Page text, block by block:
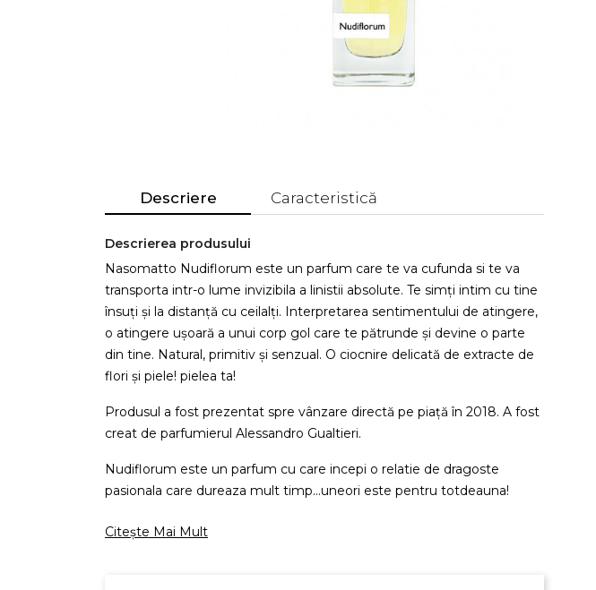
Descriere Caracteristică
Descrierea produsului
Nasomatto Nudiflorum este un parfum care te va cufunda si te va
transporta intr-o lume invizibila a linistii absolute. Te simți intim cu tine
însuți și la distanță cu ceilalți. Interpretarea sentimentului de atingere,
o atingere ușoară a unui corp gol care te pătrunde și devine o parte
din tine. Natural, primitiv și senzual. O ciocnire delicată de extracte de
flori și piele! pielea ta!
Produsul a fost prezentat spre vânzare directă pe piață în 2018. A fost
creat de parfumierul Alessandro Gualtieri.
Nudiflorum este un parfum cu care incepi o relatie de dragoste
pasionala care dureaza mult timp...uneori este pentru totdeauna!
Citește Mai Mult